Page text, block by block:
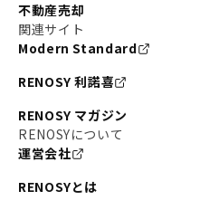
不動産売却
関連サイト
Modern Standard
RENOSY 利諾喜
RENOSY マガジン
RENOSYについて
運営会社
RENOSYとは